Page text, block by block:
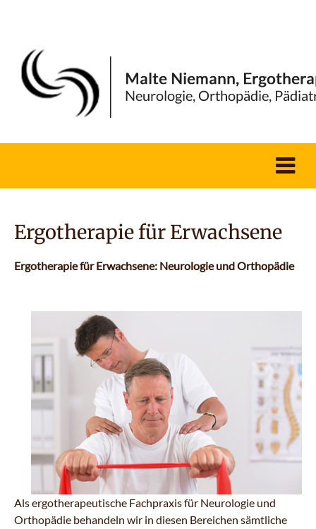
Ergotherapie für Erwachsene
Ergotherapie für Erwachsene: Neurologie und Orthopädie
Als ergotherapeutische Fachpraxis für Neurologie und
Orthopädie behandeln wir in diesen Bereichen sämtliche